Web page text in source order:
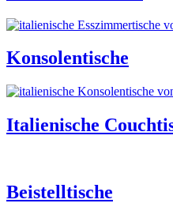
Konsolentische
Italienische
Beistelltische